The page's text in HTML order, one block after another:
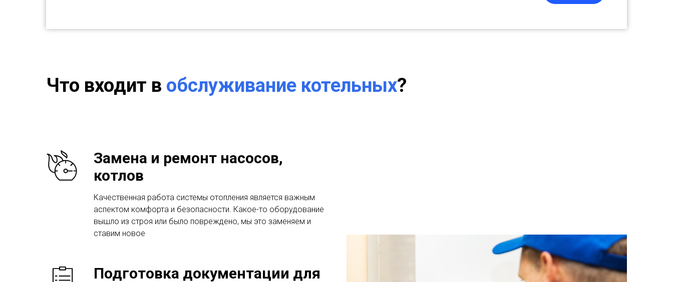
Что входит в обслуживание котельных?
Замена и ремонт насосов,
котлов
Качественная работа системы отопления является важным
аспектом комфорта и безопасности. Какое-то оборудование
вышло из строя или было повреждено, мы это заменяем и
ставим новое
Подготовка документации для